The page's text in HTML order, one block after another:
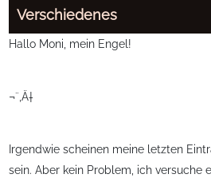
Verschiedenes
Hallo Moni, mein Engel!
¬¨‚Ä†
Irgendwie scheinen meine letzten
sein. Aber kein Problem, ich versuche